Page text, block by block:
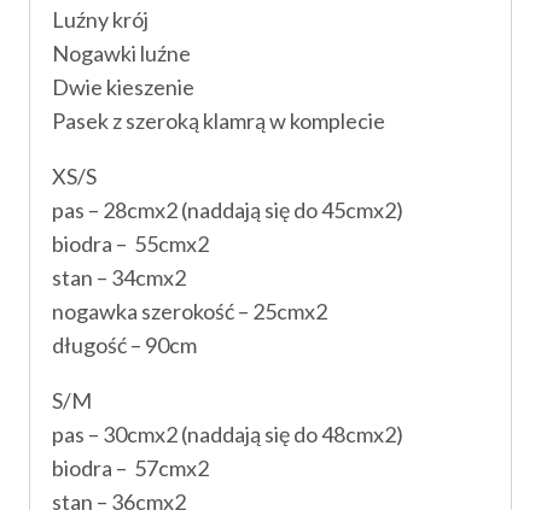
Luźny krój
Nogawki luźne
Dwie kieszenie
Pasek z szeroką klamrą w komplecie
XS/S
pas – 28cmx2 (naddają się do 45cmx2)
biodra – 55cmx2
stan – 34cmx2
nogawka szerokość – 25cmx2
długość – 90cm
S/M
pas – 30cmx2 (naddają się do 48cmx2)
biodra – 57cmx2
stan – 36cmx2